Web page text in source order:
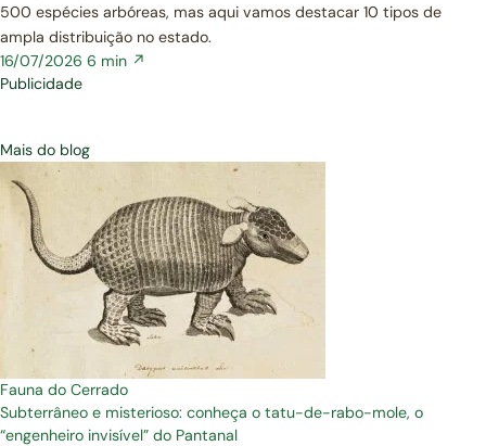
500 espécies arbóreas, mas aqui vamos destacar 10 tipos de
ampla distribuição no estado.
16/07/2026 6 min ↗
Publicidade
Mais do blog
Fauna do Cerrado
Subterrâneo e misterioso: conheça o tatu-de-rabo-mole, o
“engenheiro invisível” do Pantanal